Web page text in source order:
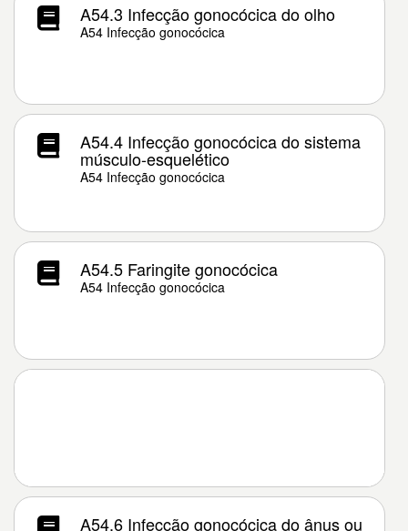
A54.3 Infecção gonocócica do olho
A54 Infecção gonocócica
A54.4 Infecção gonocócica do sistema
músculo-esquelético
A54 Infecção gonocócica
A54.5 Faringite gonocócica
A54 Infecção gonocócica
A54.6 Infecção gonocócica do ânus ou